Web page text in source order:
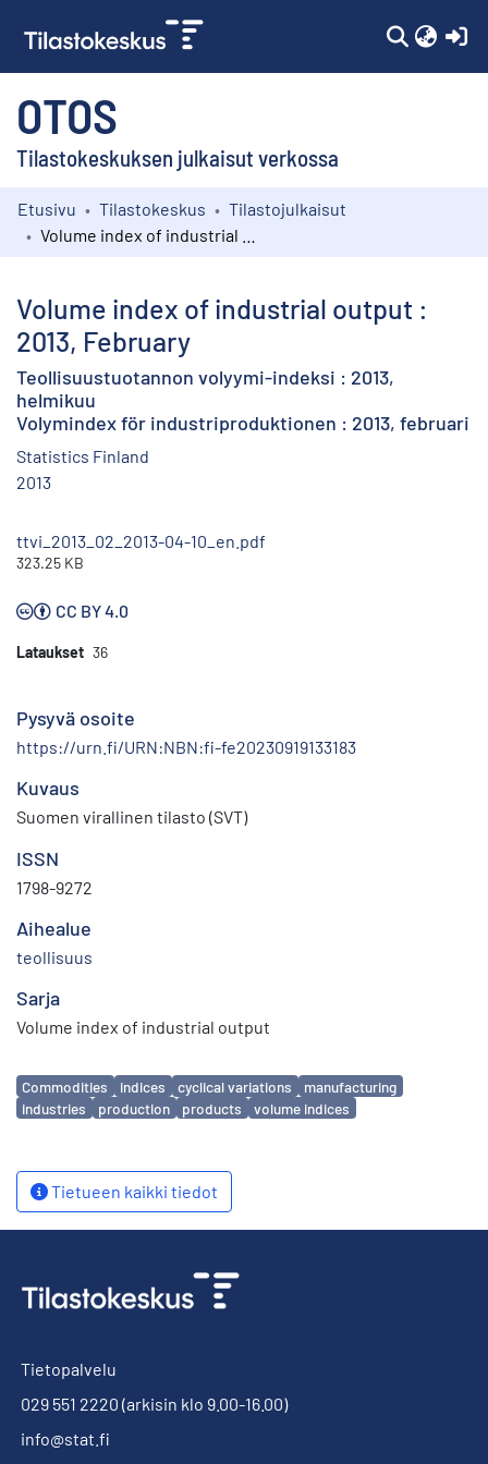
OTOS
Tilastokeskuksen julkaisut verkossa
Kokoelmat
Etusivu Tilastokeskus
Tilastojulkaisut
Volume index of industrial output :
2013, February
Teollisuustuotannon volyymi-indeksi : 2013,
helmikuu
Volymindex för industriproduktionen : 2013, februari
Statistics Finland
2013
ttvi_2013_02_2013-04-10_en.pdf
323.25 KB
CC BY 4.0
Lataukset 36
Pysyvä osoite
https://urn.fi/URN:NBN:fi-fe20230919133183
Kuvaus
Suomen virallinen tilasto (SVT)
ISSN
1798-9272
Aihealue
teollisuus
Sarja
Volume index of industrial output
Avainsanat
Commodities indices cyclical variations
manufacturing
industries
production products volume indices
Tietueen kaikki tiedot
Tietopalvelu
029 551 2220 (arkisin klo 9.00-16.00)
info@stat.fi